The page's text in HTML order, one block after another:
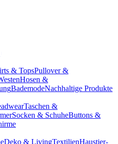
& TopsPullover &
Hosen &
BademodeNachhaltige Produkte
Taschen &
Socken & SchuheButtons &
Deko & LivingTextilienHaustier-